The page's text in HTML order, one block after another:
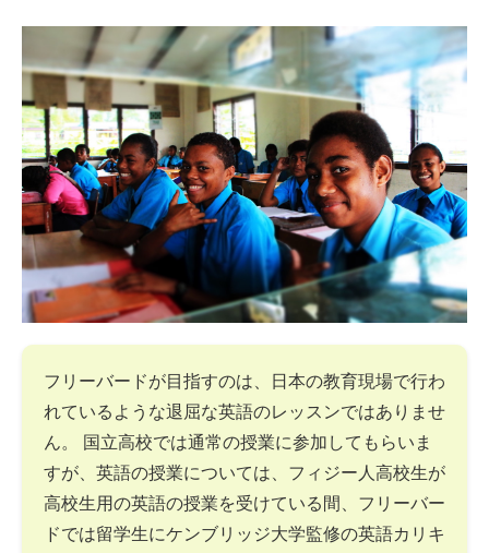
フリーバードが目指すのは、日本の教育現場で行わ
れているような退屈な英語のレッスンではありませ
ん。 国立高校では通常の授業に参加してもらいま
すが、英語の授業については、フィジー人高校生が
高校生用の英語の授業を受けている間、フリーバー
ドでは留学生にケンブリッジ大学監修の英語カリキ